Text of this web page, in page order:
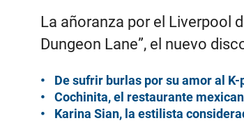
La añoranza por el Liverpool
Dungeon Lane”, el nuevo
De sufrir burlas por su amor al
Cochinita, el restaurante
Karina Sian, la estilista